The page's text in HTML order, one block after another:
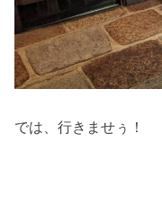
では、行きませぅ！